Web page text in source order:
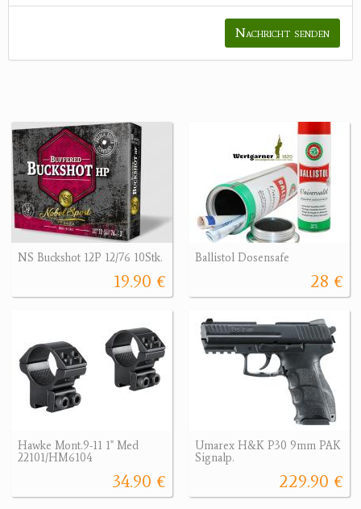
Nachricht senden
NS Buckshot 12P 12/76 10Stk.
19.90 €
Ballistol Dosensafe
28 €
Hawke Mont.9-11 1" Med
22101/HM6104
34.90 €
Umarex H&K P30 9mm PAK
Signalp.
229.90 €